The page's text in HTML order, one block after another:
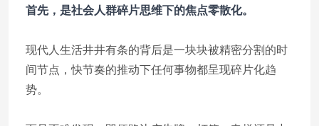
首先，是社会人群碎片思维下的焦点零散化。
现代人生活井井有条的背后是一块块被精密分割的时
间节点，快节奏的推动下任何事物都呈现碎片化趋
势。